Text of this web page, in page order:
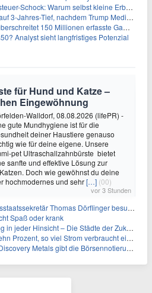
Warum selbst kleine Erbschaften den Fiskus Millionen kosten
Tief, nachdem Trump Media zwei große Crypto.com-Deals storniert
150 Millionen erfasste Gaming-Ereignisse in Echtzeit-Datenpipeline
Analyst sieht langfristiges Potenzial
für Hund und Katze –
Eingewöhnung
Walldorf, 08.08.2026 (lifePR) -
gute Mundhygiene ist für die
deiner Haustiere genauso
wie für deine eigene. Unsere
pet Ultraschallzahnbürste bietet
sanfte und effektive Lösung zur
Doch wie gewöhnst du deine
hochmodernes und sehr[…] (00)
vor 3 Stunden
Thomas Dörflinger besucht Handwerksbetrieb im Kammerbezirk Freiburg
Spaß oder krank
Hinsicht – Die Städte der Zukunft sind grün-blau
so viel Strom verbraucht ein Aufzug im Gebäude
gibt die Börsennotierung an der Frankfurter Wertpapierbörse bekannt